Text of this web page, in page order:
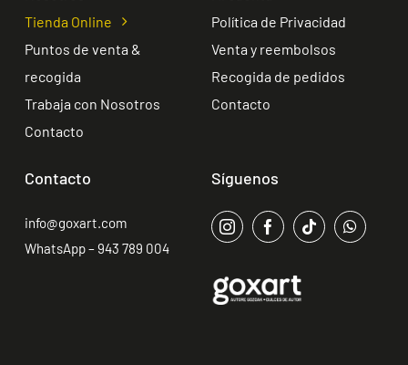
Tienda Online
Puntos de venta &
recogida
Trabaja con Nosotros
Contacto
Política de Privacidad
Venta y reembolsos
Recogida de pedidos
Contacto
Contacto
info@goxart.com
WhatsApp – 943 789 004
Síguenos